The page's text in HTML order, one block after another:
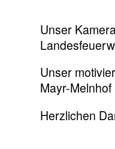
Unser
Unser
Mayr-
Herzlichen